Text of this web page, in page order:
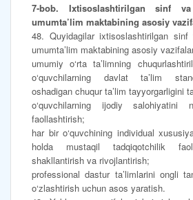
7-bob. Ixtisoslashtirilgan sinf va
umumta’lim maktabining asosiy
48. Quyidagilar ixtisoslashtirilgan
umumta’lim maktabining asosiy
umumiy o‘rta ta’limning
o‘quvchilarning davlat ta’lim
oshadigan chuqur ta’lim tayyorgarligini
o‘quvchilarning ijodiy
faollashtirish;
har bir o‘quvchining individual
holda mustaqil tadqiqotchilik
shakllantirish va rivojlantirish;
professional dastur ta’limlarini ongli
o‘zlashtirish uchun asos yaratish.